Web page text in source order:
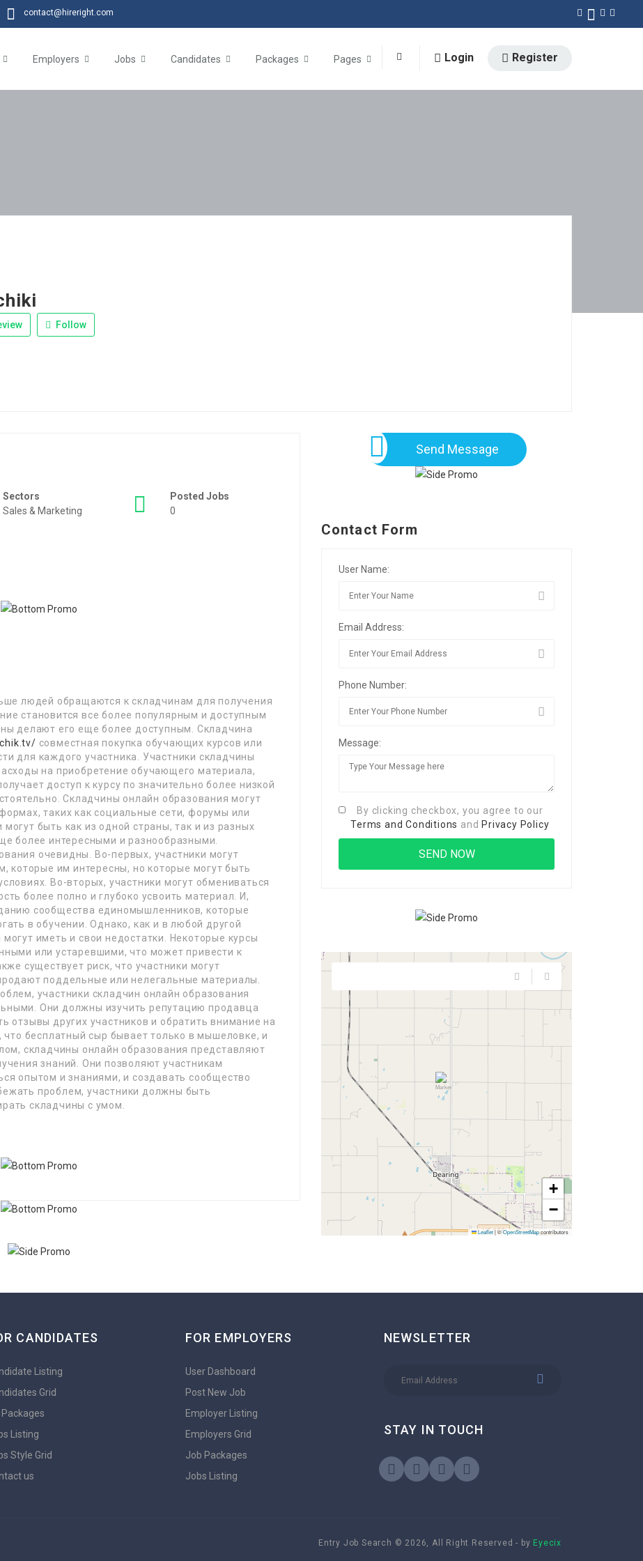
contact@hireright.com
Employers Jobs Candidates Packages Pages Login Register
Follow
Sectors
Sales & Marketing
Posted Jobs
0
людей обращаются к складчинам для получения
становится все более популярным и доступным
делают его еще более доступным. Складчина
совместная покупка обучающих курсов или
для каждого участника. Участники складчины
на приобретение обучающего материала,
доступ к курсу по значительно более низкой
Складчины онлайн образования могут
таких как социальные сети, форумы или
быть как из одной страны, так и из разных
более интересными и разнообразными.
очевидны. Во-первых, участники могут
которые им интересны, но которые могут быть
Во-вторых, участники могут обмениваться
более полно и глубоко усвоить материал. И,
сообщества единомышленников, которые
в обучении. Однако, как и в любой другой
иметь и свои недостатки. Некоторые курсы
или устаревшими, что может привести к
существует риск, что участники могут
поддельные или нелегальные материалы.
участники складчин онлайн образования
Они должны изучить репутацию продавца
отзывы других участников и обратить внимание на
что бесплатный сыр бывает только в мышеловке, и
складчины онлайн образования представляют
знаний. Они позволяют участникам
опытом и знаниями, и создавать сообщество
проблем, участники должны быть
складчины с умом.
Send Message
Contact Form
User Name:
Email Address:
Phone Number:
Message:
By clicking checkbox, you agree to our
Terms and Conditions and Privacy Policy
+
−
Leaflet|©OpenStreetMapcontributors
CANDIDATES
Listing
Grid
Packages
Listing
Style Grid
us
FOR EMPLOYERS
User Dashboard
Post New Job
Employer Listing
Employers Grid
Job Packages
Jobs Listing
NEWSLETTER
STAY IN TOUCH
Entry Job Search © 2026, All Right Reserved - by Eyecix